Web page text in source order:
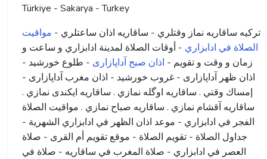
Türkiye - Sakarya - Turkey
ترکیه ساقاريه نماز وقتلري - ساقاريه اذان ساعتلري - مواقيت
الصلاة في ادابزاري - أوقات الصلاة لمدينة ادابزاري و ساعت و
زمان و وقت و تقویم - اذان صبح آداپازاری - طلوع خورشید -
اذان ظهر آداپازاری - غروب خورشید - اذان مغرب آداپازاری -
إمساك وقتي . ساقاريه اوگله نمازي . ساقاريه ايكندى نمازي .
ساقاريه آقشام نمازي . ساقاريه صباح نمازي . مواقيت الصلاة
الفجر في ادابزاري - موعد اذان الظهر في ادابزاري الشهرية -
جداول الصلاة - تقويم الصلاة - موقع تقويم أم القرى - صلاة
العصر في ادابزاري - صلاة المغرب في ساقاريه - صلاة في